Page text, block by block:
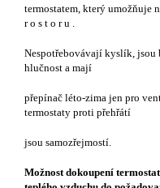
termostatem, který umožňuje
r o s t o r u .
Nespotřebovávají kyslík, jsou
hlučnost a mají
přepínač léto-zima jen pro
termostaty proti přehřátí
jsou samozřejmostí.
Možnost dokoupení